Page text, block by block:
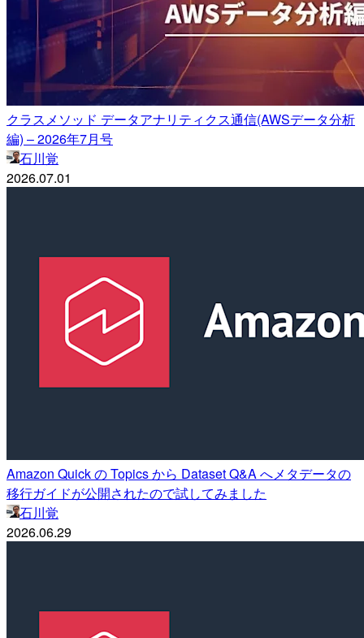
クラスメソッド データアナリティクス通信(AWSデータ分析
編) – 2026年7月号
石川覚
2026.07.01
Amazon Quick の Topics から Dataset Q&A へメタデータの
移行ガイドが公開されたので試してみました
石川覚
2026.06.29